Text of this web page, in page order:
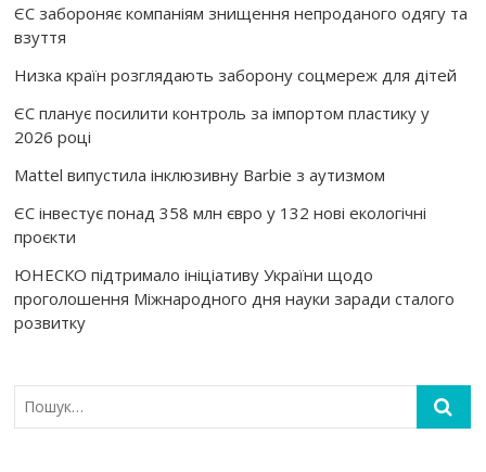
ЄС забороняє компаніям знищення непроданого одягу та
взуття
Низка країн розглядають заборону соцмереж для дітей
ЄС планує посилити контроль за імпортом пластику у
2026 році
Mattel випустила інклюзивну Barbie з аутизмом
ЄС інвестує понад 358 млн євро у 132 нові екологічні
проєкти
ЮНЕСКО підтримало ініціативу України щодо
проголошення Міжнародного дня науки заради сталого
розвитку